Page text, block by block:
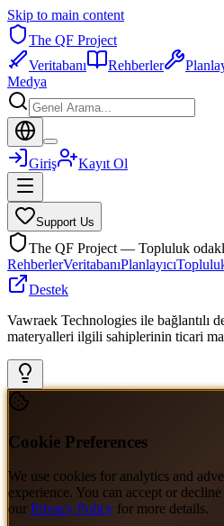
Skip to main content
The QF Project
Veritabanı
Rehberler
Medya
Giriş Kayıt Ol
Support Us
The QF Project — Topluluk
RehberlerVeritabanıPlanlayıcı
Destek
Vawraek Technologies ile bağlantılı
materyalleri ilgili sahiplerinin ticari
Cookie Preferences
We use cookies for analytics and
experience. You can accept or
our Privacy Policy for more details.